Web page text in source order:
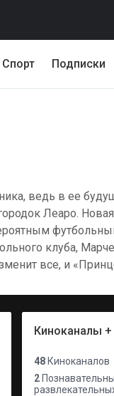
Спорт Подписки
ведь в ее
Леаро.
клуба,
все, и
Киноканалы
48 Киноканалов
2